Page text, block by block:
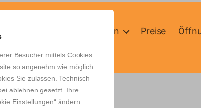
Willkommen Preise
Besucher mittels Cookies
so angenehm wie möglich
Sie zulassen. Technisch
ablehnen gesetzt. Ihre
Einstellungen“ ändern.